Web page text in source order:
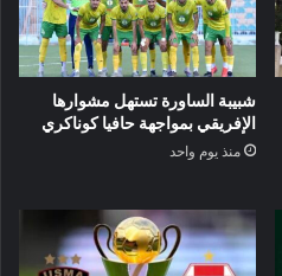
شبيبة الساورة تستهل مشوارها
الإفريقي بمواجهة حافيا كوناكري
منذ يوم واحد